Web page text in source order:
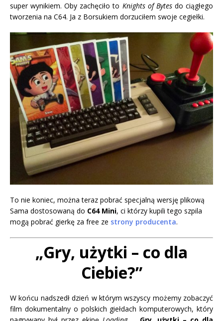
super wynikiem. Oby zachęciło to Knights of Bytesdo ciągłego
tworzenia na C64. Ja z Borsukiem dorzuciłem swoje cegiełki.
To nie koniec, można teraz pobrać specjalną wersję plikową
Sama dostosowaną do C64 Mini, ci którzy kupili tego szpila
mogą pobrać gierkę za free ze strony producenta.
„Gry, użytki – co dla
Ciebie?”
W końcu nadszedł dzień w którym wszyscy możemy zobaczyć
film dokumentalny o polskich giełdach komputerowych, który